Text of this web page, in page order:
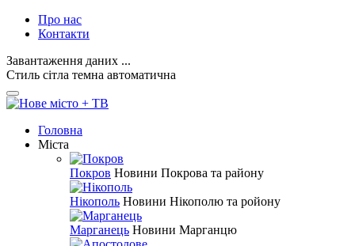
Про нас
Контакти
Завантаження даних ...
Стиль сітла темна автоматична
Головна
Міста
Покров Новини Покрова та району
Нікополь Новини Нікополю та ройону
Марганець Новини Марганцю